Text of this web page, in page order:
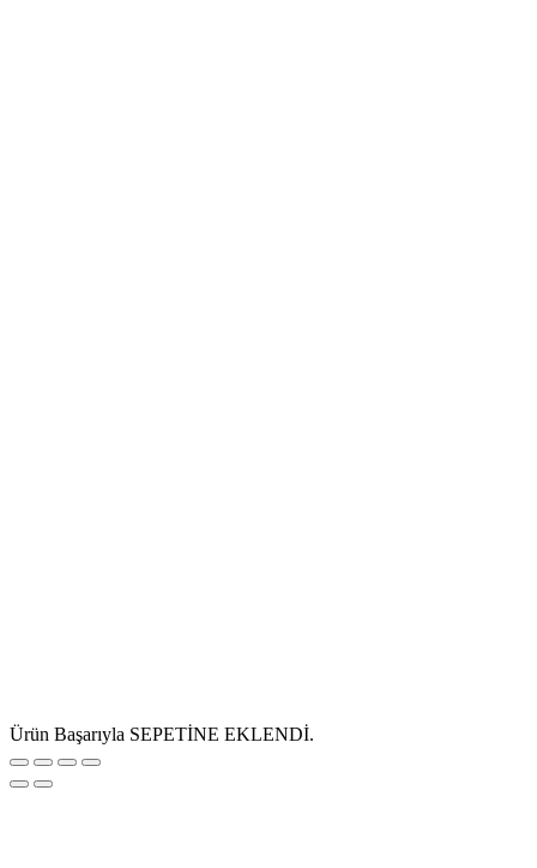
Ürün Başarıyla SEPETİNE EKLENDİ.